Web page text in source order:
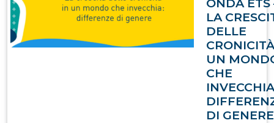
ONDA ETS
LA
DELLE
UN
CHE
DI GENERE